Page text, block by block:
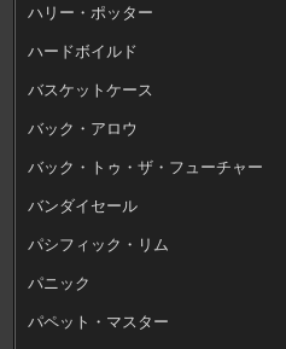
ハリー・ポッター
ハードボイルド
バスケットケース
バック・アロウ
バック・トゥ・ザ・フューチャー
バンダイセール
パシフィック・リム
パニック
パペット・マスター